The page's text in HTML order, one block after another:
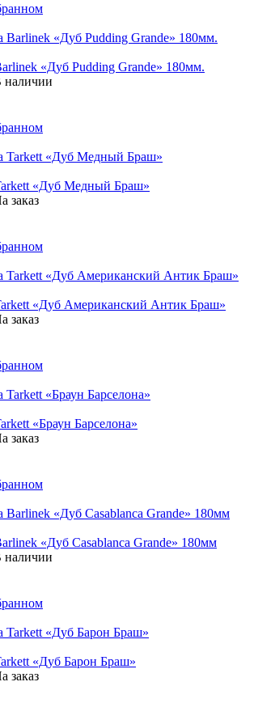
«Дуб Pudding Grande» 180мм.
наличии
«Дуб Медный Браш»
заказ
«Дуб Американский Антик Браш»
заказ
«Браун Барселона»
заказ
«Дуб Casablanca Grande» 180мм
наличии
«Дуб Барон Браш»
заказ